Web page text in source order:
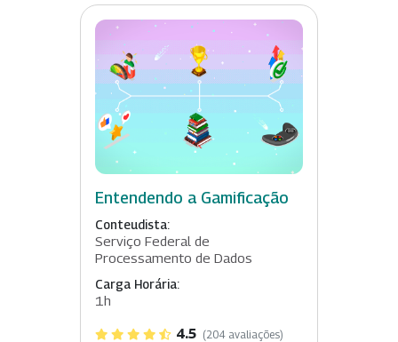
Entendendo a Gamificação
Conteudista:
Serviço Federal de
Processamento de Dados
Carga Horária:
1h
4.5 (204 avaliações)